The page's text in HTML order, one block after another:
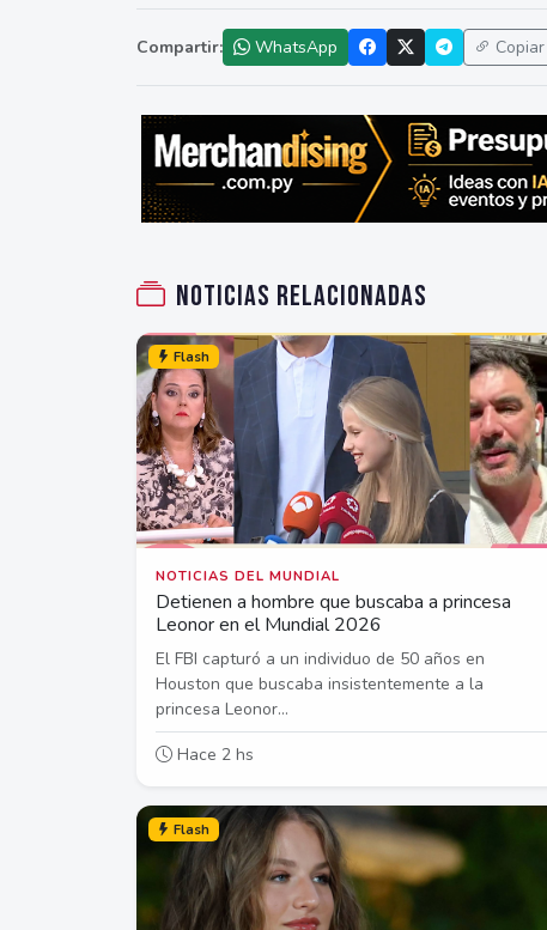
Compartir: WhatsApp Copiar
Noticias relacionadas
Flash
NOTICIAS DEL MUNDIAL
Detienen a hombre que buscaba a princesa
Leonor en el Mundial 2026
El FBI capturó a un individuo de 50 años en
Houston que buscaba insistentemente a la
princesa Leonor...
Hace 2 hs
Flash